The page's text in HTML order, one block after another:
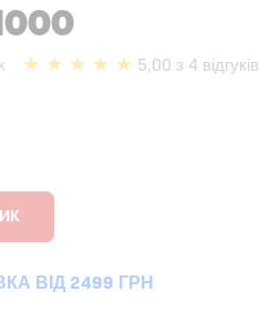
5,00 з 4 відгуків
ВІД 2499 ГРН